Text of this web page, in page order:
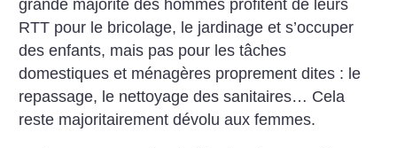
grande majorité des hommes profitent de leurs
RTT pour le bricolage, le jardinage et s’occuper
des enfants, mais pas pour les tâches
domestiques et ménagères proprement dites : le
repassage, le nettoyage des sanitaires… Cela
reste majoritairement dévolu aux femmes.